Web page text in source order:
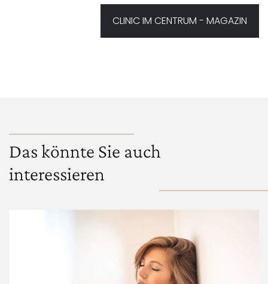
CLINIC IM CENTRUM - MAGAZIN
Das könnte Sie auch
interessieren